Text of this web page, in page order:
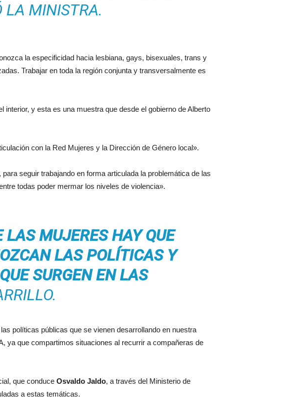
LA MINISTRA.
la especificidad hacia lesbiana, gays, bisexuales, trans y
Trabajar en toda la región conjunta y transversalmente es
y esta es una muestra que desde el gobierno de Alberto
con la Red Mujeres y la Dirección de Género local».
seguir trabajando en forma articulada la problemática de las
todas poder mermar los niveles de violencia».
MUJERES HAY QUE
LAS POLÍTICAS Y
SURGEN EN LAS
políticas públicas que se vienen desarrollando en nuestra
ya que compartimos situaciones al recurrir a compañeras de
que conduce Osvaldo Jaldo, a través del Ministerio de
a estas temáticas.